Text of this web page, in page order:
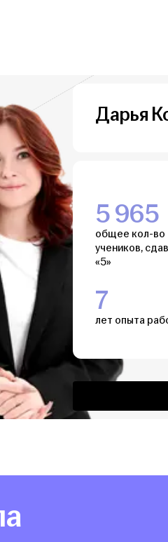
Дарья
5 965
общее кол-во
учеников,
«5»
7
лет опыта